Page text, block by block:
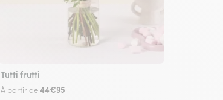
Tutti frutti
À partir de44€95